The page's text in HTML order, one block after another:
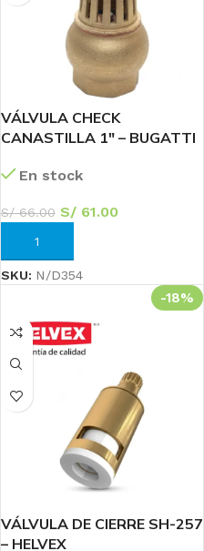
VÁLVULA CHECK
CANASTILLA 1″ – BUGATTI
En stock
S/66.00 S/61.00
AÑADIR AL CARRITO
SKU: N/D354
-18%
VÁLVULA DE CIERRE SH-257
– HELVEX